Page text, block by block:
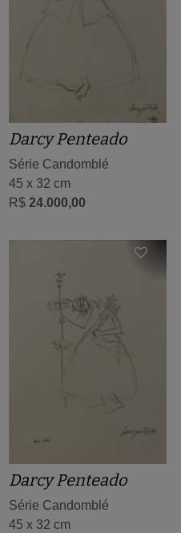
Darcy Penteado
Série Candomblé
45 x 32 cm
R$ 24.000,00
Darcy Penteado
Série Candomblé
45 x 32 cm